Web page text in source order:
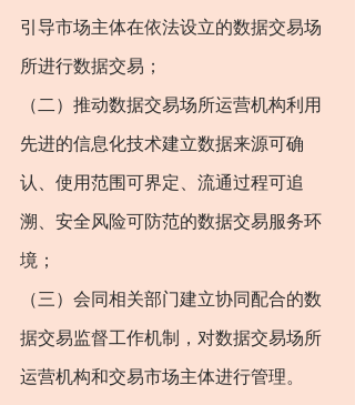
引导市场主体在依法设立的数据交易场
所进行数据交易；
（二）推动数据交易场所运营机构利用
先进的信息化技术建立数据来源可确
认、使用范围可界定、流通过程可追
溯、安全风险可防范的数据交易服务环
境；
（三）会同相关部门建立协同配合的数
据交易监督工作机制，对数据交易场所
运营机构和交易市场主体进行管理。